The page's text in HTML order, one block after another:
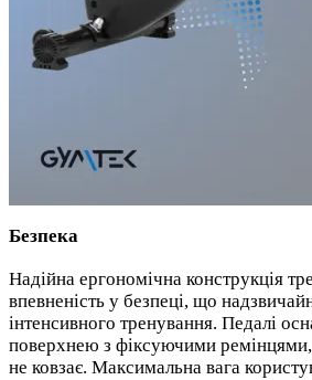
Безпека
Надійна ергономічна конструкція
впевненість у безпеці, що
інтенсивного тренування. Педалі
поверхнею з фіксуючими
не ковзає. Максимальна вага